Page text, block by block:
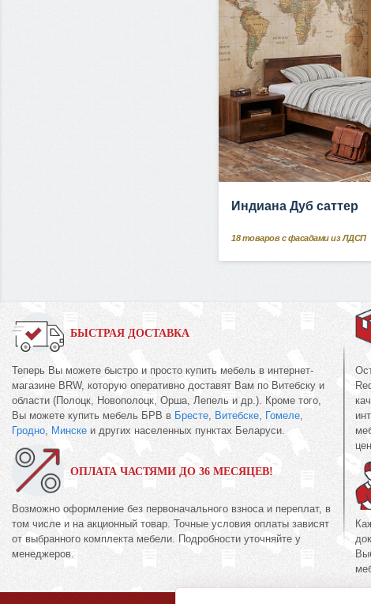
Индиана Дуб саттер
18 товаров с фасадами из ЛДСП
БЫСТРАЯ ДОСТАВКА
Теперь Вы можете быстро и просто купить мебель в интернет-
магазине BRW, которую оперативно доставят Вам по Витебску и
области (Полоцк, Новополоцк, Орша, Лепель и др.). Кроме того,
Вы можете купить мебель БРВ в Бресте Витебске Гомеле
Гродно Минске и других населенных пунктах Беларуси.
ОПЛАТА ЧАСТЯМИ ДО 36 МЕСЯЦЕВ!
Возможно оформление без первоначального взноса и переплат, в
том числе и на акционный товар. Точные условия оплаты зависят
от выбранного комплекта мебели. Подробности уточняйте у
менеджеров.